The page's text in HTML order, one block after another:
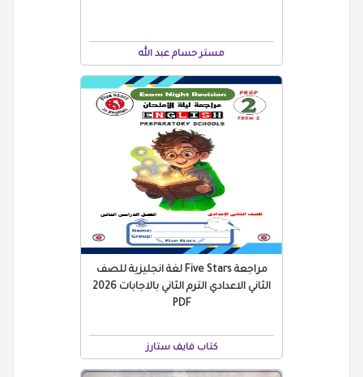
مستر حسام عبد الله
مراجعة Five Stars لغة انجليزية للصف
الثاني الاعدادي الترم الثاني بالاجابات 2026
PDF
كتاب فايف ستارز